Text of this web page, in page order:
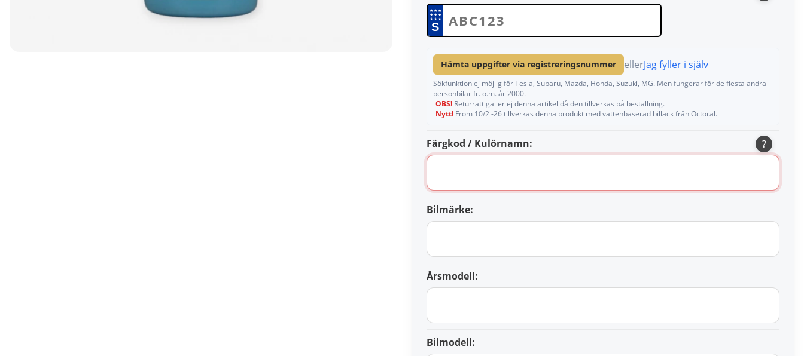
★ ★ ★
★ ★ ★
★ ★ ★
S
Hämta uppgifter via registreringsnummer ellerJag fyller i själv
Sökfunktion ej möjlig för Tesla, Subaru, Mazda, Honda, Suzuki, MG. Men fungerar för de flesta andra
personbilar fr. o.m. år 2000.
OBS! Returrätt gäller ej denna artikel då den tillverkas på beställning.
Nytt! From 10/2 -26 tillverkas denna produkt med vattenbaserad billack från Octoral.
Färgkod / Kulörnamn: ?
Bilmärke:
Årsmodell:
Bilmodell: